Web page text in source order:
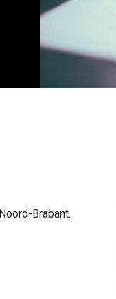
Brabant.